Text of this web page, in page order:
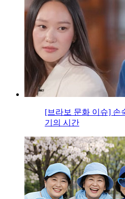
[브라보 문화 이슈] 손
기의 시간